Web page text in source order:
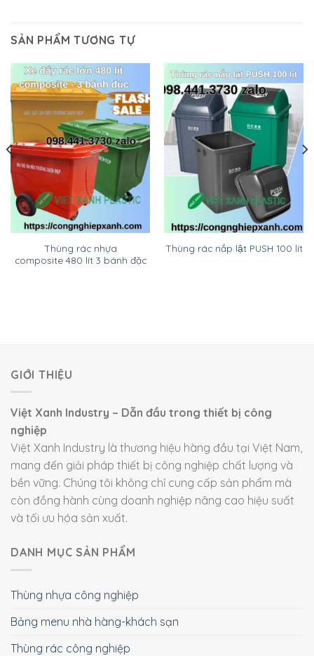
SẢN PHẨM TƯƠNG TỰ
Thùng rác nhựa
composite 480 lít 3 bánh đặc
Thùng rác nắp lật PUSH 100 lít
GIỚI THIỆU
Việt Xanh Industry – Dẫn đầu trong thiết bị công
nghiệp
Việt Xanh Industry là thương hiệu hàng đầu tại Việt Nam,
mang đến giải pháp thiết bị công nghiệp chất lượng và
bền vững. Chúng tôi không chỉ cung cấp sản phẩm mà
còn đồng hành cùng doanh nghiệp nâng cao hiệu suất
và tối ưu hóa sản xuất.
DANH MỤC SẢN PHẨM
Thùng nhựa công nghiệp
Bảng menu nhà hàng-khách sạn
Thùng rác công nghiệp